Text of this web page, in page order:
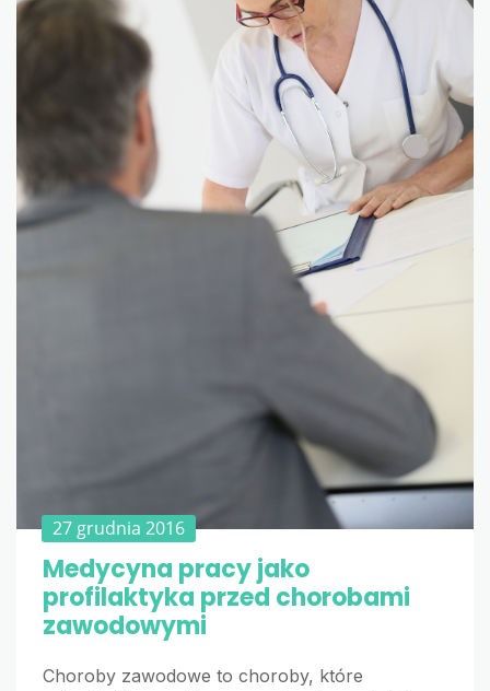
27 grudnia 2016
Medycyna pracy jako
profilaktyka przed chorobami
zawodowymi
Choroby zawodowe to choroby, które